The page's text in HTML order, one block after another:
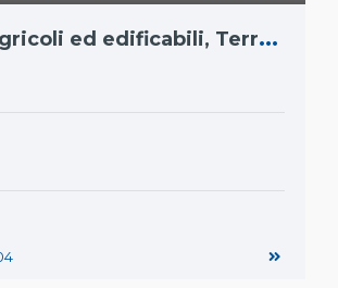
T
erreni agricoli ed edificabili, Terreno1